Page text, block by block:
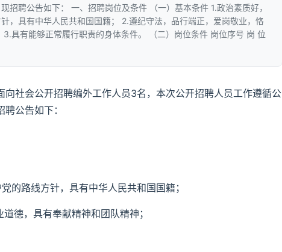
招聘公告如下： 一、招聘岗位及条件 （一）基本条件 1.政治素质好，
，具有中华人民共和国国籍； 2.遵纪守法，品行端正，爱岗敬业，恪
具有能够正常履行职责的身体条件。 （二）岗位条件 岗位序号 岗 位
社会公开招聘编外工作人员3名，本次公开招聘人员工作遵循公
公告如下：
的路线方针，具有中华人民共和国国籍；
德，具有奉献精神和团队精神；